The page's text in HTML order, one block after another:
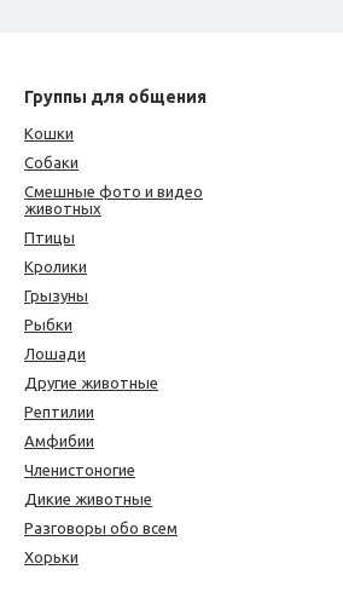
Группы для общения
Кошки
Собаки
Смешные фото и видео
животных
Птицы
Кролики
Грызуны
Рыбки
Лошади
Другие животные
Рептилии
Амфибии
Членистоногие
Дикие животные
Разговоры обо всем
Хорьки